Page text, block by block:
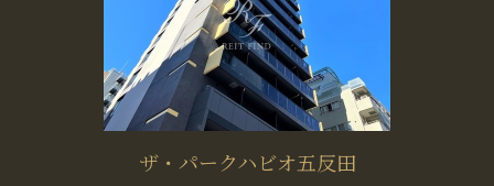
ザ・パークハビオ五反田